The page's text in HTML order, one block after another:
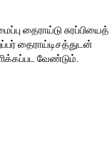
தைராய்டு சுரப்பியைத்
தைராய்டிசத்துடன்
வேண்டும்.